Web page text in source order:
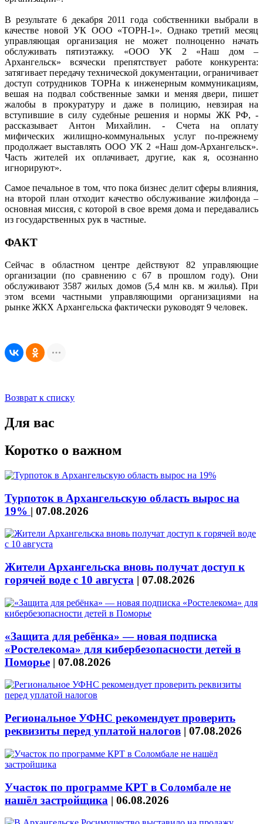
В результате 6 декабря 2011 года собственники выбрали в
качестве новой УК ООО «ТОРН-1». Однако третий месяц
управляющая организация не может полноценно начать
обслуживать пятиэтажку. «ООО УК 2 «Наш дом –
Архангельск» всячески препятствует работе конкурента:
затягивает передачу технической документации, ограничивает
доступ сотрудников ТОРНа к инженерным коммуникациям,
вешая на подвал собственные замки и меняя двери, пишет
жалобы в прокуратуру и даже в полицию, невзирая на
вступившие в силу судебные решения и нормы ЖК РФ, -
рассказывает Антон Михайлин. - Счета на оплату
мифических жилищно-коммунальных услуг по-прежнему
продолжает выставлять ООО УК 2 «Наш дом-Архангельск».
Часть жителей их оплачивает, другие, как я, осознанно
игнорируют».
Самое печальное в том, что пока бизнес делит сферы влияния,
на второй план отходит качество обслуживание жилфонда –
основная миссия, с которой в свое время дома и передавались
из государственных рук в частные.
ФАКТ
Сейчас в областном центре действуют 82 управляющие
организации (по сравнению с 67 в прошлом году). Они
обслуживают 3587 жилых домов (5,4 млн кв. м жилья). При
этом всеми частными управляющими организациями на
рынке ЖКХ Архангельска фактически руководят 9 человек.
Возврат к списку
Для вас
Коротко о важном
Турпоток в Архангельскую область вырос на
19% | 07.08.2026
Жители Архангельска вновь получат доступ к
горячей воде с 10 августа | 07.08.2026
«Защита для ребёнка» — новая подписка
«Ростелекома» для кибербезопасности детей в
Поморье | 07.08.2026
Региональное УФНС рекомендует проверить
реквизиты перед уплатой налогов | 07.08.2026
Участок по программе КРТ в Соломбале не
нашёл застройщика | 06.08.2026